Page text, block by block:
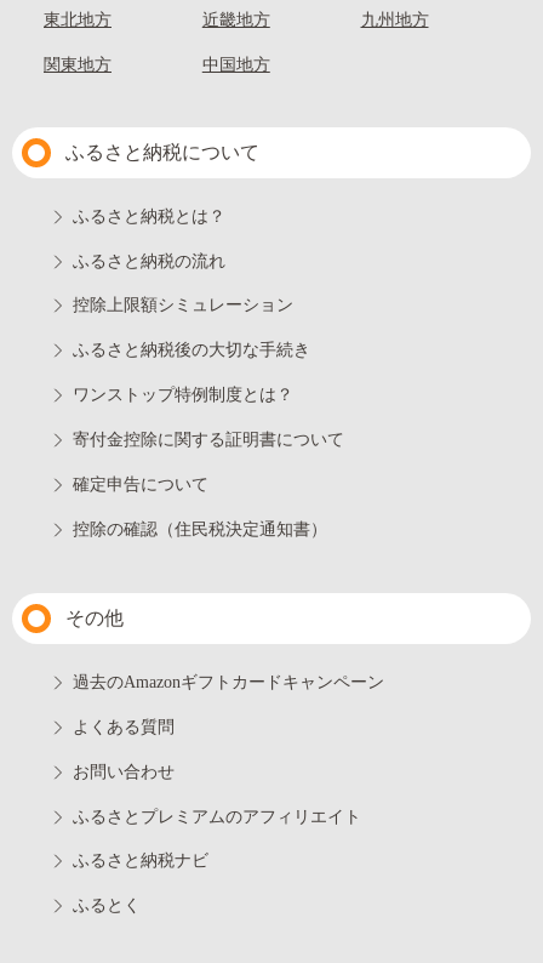
東北地方
関東地方
近畿地方
中国地方
九州地方
ふるさと納税について
ふるさと納税とは？
ふるさと納税の流れ
控除上限額シミュレーション
ふるさと納税後の大切な手続き
ワンストップ特例制度とは？
寄付金控除に関する証明書について
確定申告について
控除の確認（住民税決定通知書）
その他
過去のAmazonギフトカードキャンペーン
よくある質問
お問い合わせ
ふるさとプレミアムのアフィリエイト
ふるさと納税ナビ
ふるとく